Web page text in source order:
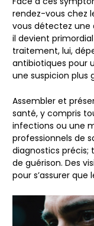
rendez-vous chez
vous détectez une
il devient
traitement, lui,
antibiotiques pour
une suspicion plus
Assembler et
santé, y compris
infections ou une
professionnels de
diagnostics
de guérison. Des
pour s’assurer